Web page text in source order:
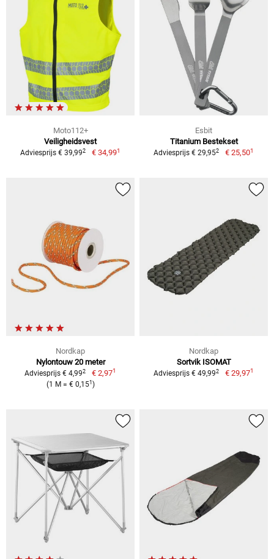
Moto112+
Veiligheidsvest
Adviesprijs € 39,992 € 34,991
Esbit
Titanium Bestekset
Adviesprijs € 29,952 € 25,501
Nordkap
Nylontouw 20 meter
Adviesprijs € 4,992 € 2,971
(1 M = € 0,151 )
Nordkap
Sortvik ISOMAT
Adviesprijs € 49,992 € 29,971